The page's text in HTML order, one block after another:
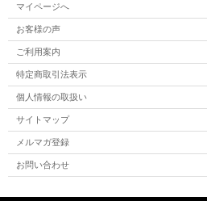
マイページへ
お客様の声
ご利用案内
特定商取引法表示
個人情報の取扱い
サイトマップ
メルマガ登録
お問い合わせ